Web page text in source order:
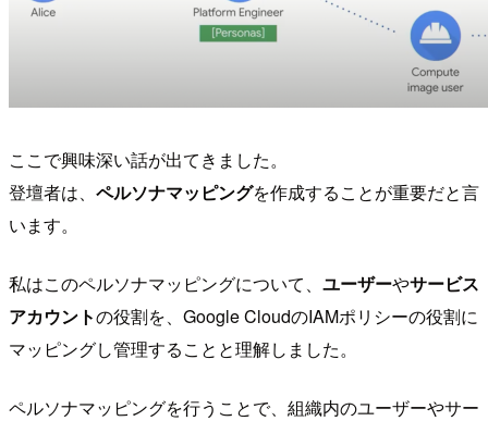
ここで興味深い話が出てきました。
登壇者は、 ペルソナマッピングを作成することが重要だと言
います。
私はこのペルソナマッピングについて、 ユーザーやサービス
アカウントの役割を、Google CloudのIAMポリシーの役割に
マッピングし管理することと理解しました。
ペルソナマッピングを行うことで、組織内のユーザーやサー